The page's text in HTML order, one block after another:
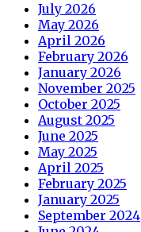
July 2026
May 2026
April 2026
February 2026
January 2026
November 2025
October 2025
August 2025
June 2025
May 2025
April 2025
February 2025
January 2025
September 2024